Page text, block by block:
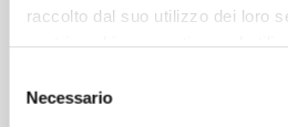
raccolto dal suo utilizzo dei loro
delNecessario
0721-403964